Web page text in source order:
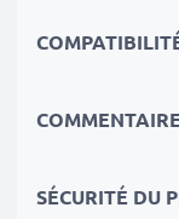
votre sac photo
Vitesses de
SÉCURITÉ DU